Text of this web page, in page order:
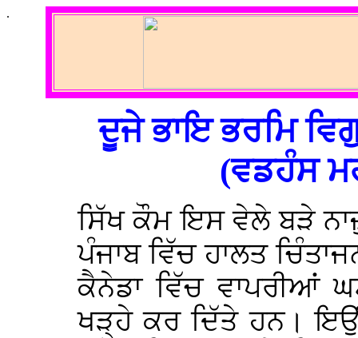
.
ਦੂਜੇ ਭਾਇ ਭਰਮਿ
(ਵਡਹੰਸ
ਸਿੱਖ ਕੌਮ ਇਸ ਵੇਲੇ ਬੜੇ
ਪੰਜਾਬ ਵਿੱਚ ਹਾਲਤ
ਕੈਨੇਡਾ ਵਿੱਚ ਵਾਪਰੀਆਂ
ਖੜ੍ਹੇ ਕਰ ਦਿੱਤੇ ਹਨ।